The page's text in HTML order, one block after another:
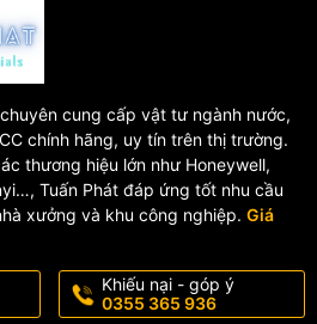
cung cấp vật tư ngành nước,
chính hãng, uy tín trên thị trường.
thương hiệu lớn như Honeywell,
Tuấn Phát đáp ứng tốt nhu cầu
xưởng và khu công nghiệp. Giá
Khiếu nại - góp ý
0355 365 936